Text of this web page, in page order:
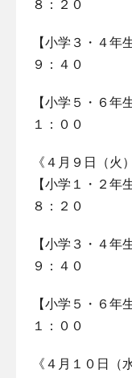
８：２０
【小学３・４
９：４０
【小学５・６
１：００
《４月９日（火
【小学１・２
８：２０
【小学３・４
９：４０
【小学５・６
１：００
《４月１０日（